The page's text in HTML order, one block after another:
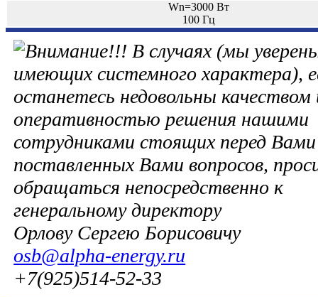
Wn=3000 Вт
100 Гц
В случаях (мы
имеющих системного характера),
останетесь недовольны качеством
оперативностью решения нашими
сотрудниками стоящих перед Вами
поставленных Вами вопросов,
обращаться непосредственно к
генеральному директору
Орлову Сергею Борисовичу
osb@alpha-energy.ru
+7(925)514-52-33